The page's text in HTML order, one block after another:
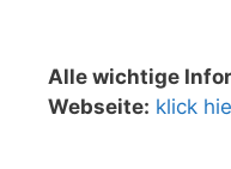
Alle wichtige
Webseite: klick